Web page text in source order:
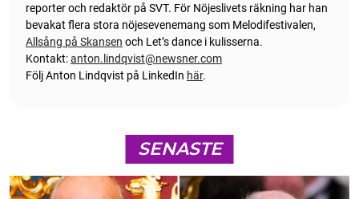
reporter och redaktör på SVT. För Nöjeslivets räkning har han
bevakat flera stora nöjesevenemang som Melodifestivalen,
Allsång på Skansen och Let’s dance i kulisserna.
Kontakt:anton.lindqvist@newsner.com
Följ Anton Lindqvist på LinkedIn här.
SENASTE